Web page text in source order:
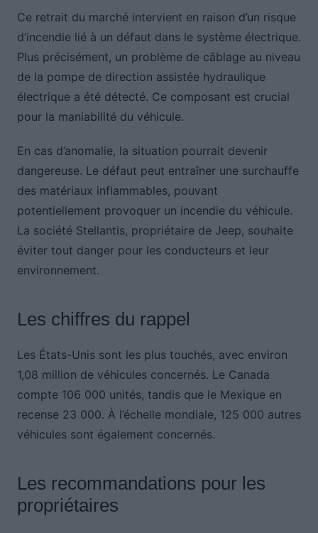
Ce retrait du marché intervient en raison d’un risque
d’incendie lié à un défaut dans le système électrique.
Plus précisément, un problème de câblage au niveau
de la pompe de direction assistée hydraulique
électrique a été détecté. Ce composant est crucial
pour la maniabilité du véhicule.
En cas d’anomalie, la situation pourrait devenir
dangereuse. Le défaut peut entraîner une surchauffe
des matériaux inflammables, pouvant
potentiellement provoquer un incendie du véhicule.
La société Stellantis, propriétaire de Jeep, souhaite
éviter tout danger pour les conducteurs et leur
environnement.
Les chiffres du rappel
Les États-Unis sont les plus touchés, avec environ
1,08 million de véhicules concernés. Le Canada
compte 106 000 unités, tandis que le Mexique en
recense 23 000. À l’échelle mondiale, 125 000 autres
véhicules sont également concernés.
Les recommandations pour les
propriétaires